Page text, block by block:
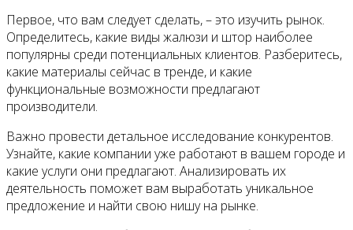
Первое, что вам следует сделать, – это изучить рынок.
Определитесь, какие виды жалюзи и штор наиболее
популярны среди потенциальных клиентов. Разберитесь,
какие материалы сейчас в тренде, и какие
функциональные возможности предлагают
производители.
Важно провести детальное исследование конкурентов.
Узнайте, какие компании уже работают в вашем городе и
какие услуги они предлагают. Анализировать их
деятельность поможет вам выработать уникальное
предложение и найти свою нишу на рынке.